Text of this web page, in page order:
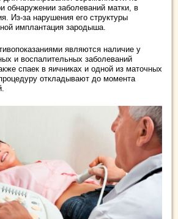
обнаружении заболеваний матки, в
Из-за нарушения его структуры
имплантация зародыша.
являются наличие у
и воспалительных заболеваний
спаек в яичниках и одной из маточных
откладывают до момента